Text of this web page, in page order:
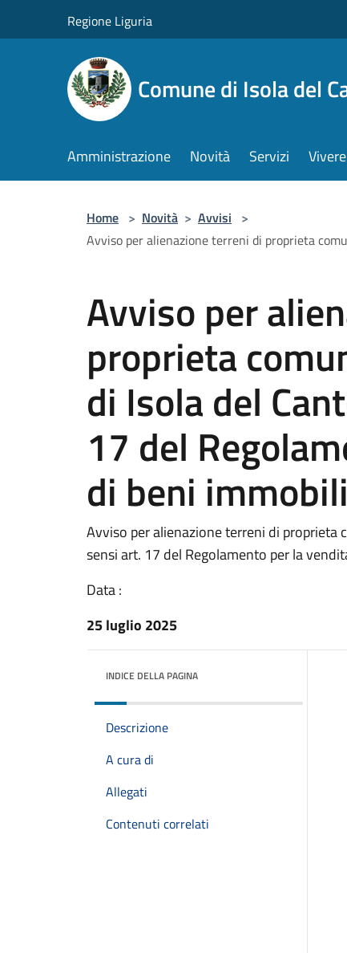
Regione Liguria
Comune di Isola del
Amministrazione Novità Servizi
Home > Novità > Avvisi >
Avviso per alienazione terreni di proprieta
Avviso per
proprieta
di Isola del
17 del
di beni immobili
Avviso per alienazione terreni di proprieta
sensi art. 17 del Regolamento per la
Data :
25 luglio 2025
INDICE DELLA PAGINA
Descrizione
A cura di
Allegati
Contenuti correlati